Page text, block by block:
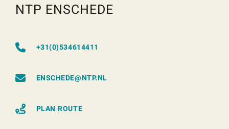
NTP ENSCHEDE
+31(0)534614411
ENSCHEDE@NTP.NL
PLAN ROUTE